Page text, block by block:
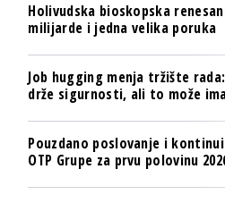
Holivudska bioskopska
milijarde i jedna velika poruka
Job hugging menja tržište
drže sigurnosti, ali to može
Pouzdano poslovanje i
OTP Grupe za prvu polovinu